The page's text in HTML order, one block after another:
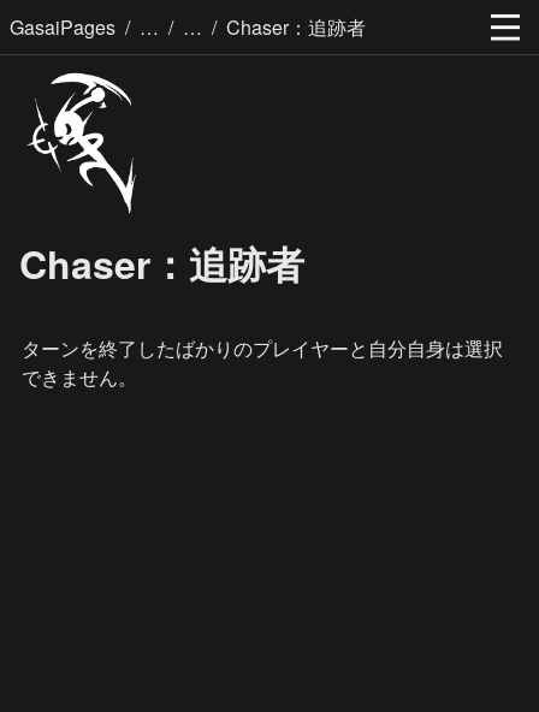
GasaiPages / / / Chaser：追跡者
Chaser：追跡者
ターンを終了したばかりのプレイヤーと自分自身は選択
できません。